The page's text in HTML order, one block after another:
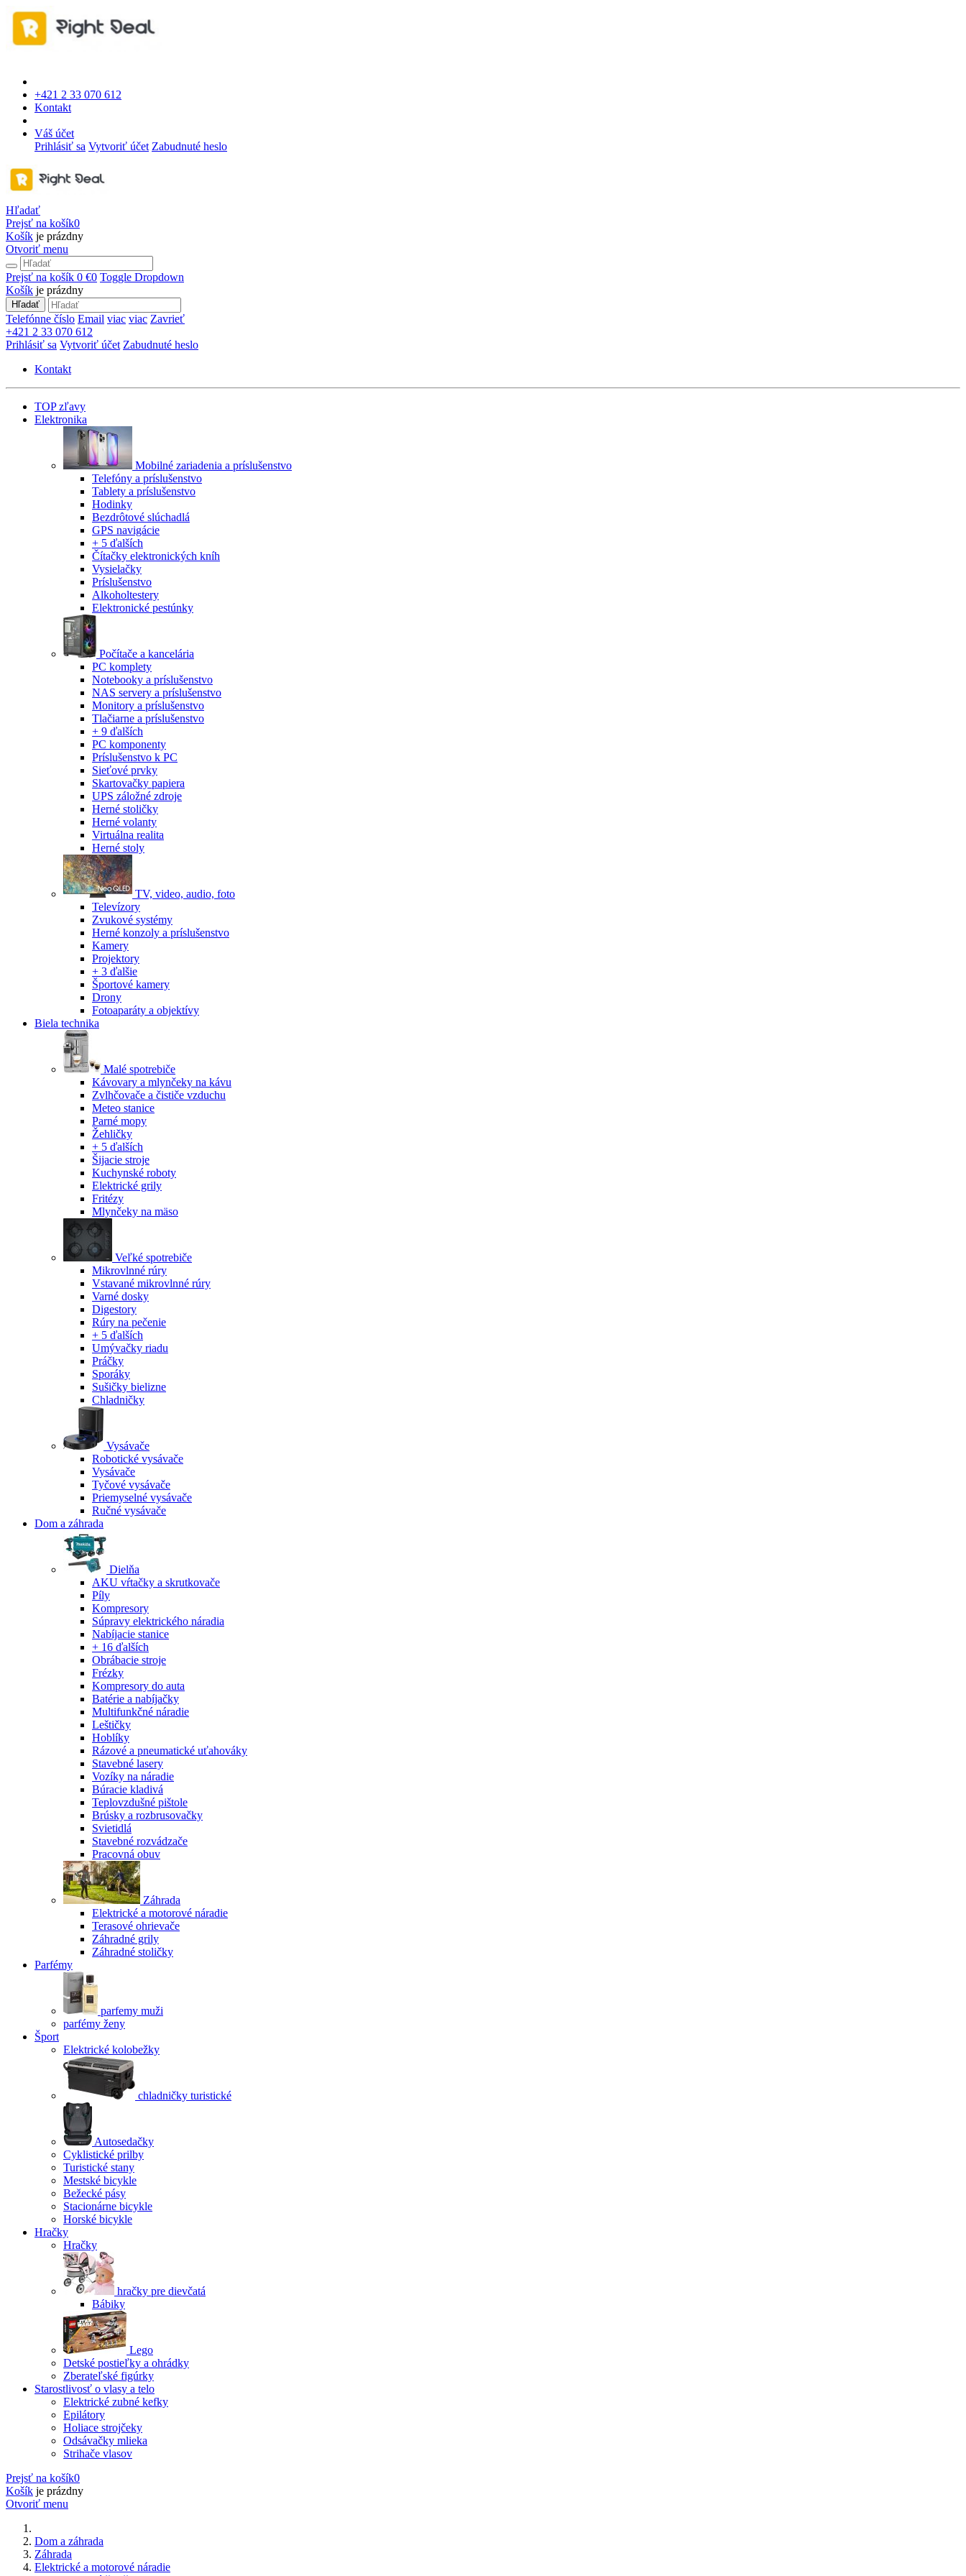
+421 2 33 070 612
Kontakt
Váš účet
Prihlásiť sa Vytvoriť účet Zabudnuté heslo
Hľadať
Prejsť na košík0
Košík je prázdny
Otvoriť menu
Prejsť na košík 0 €0 Toggle Dropdown
Košík je prázdny
Hľadať
Telefónne číslo Email viac viac Zavrieť
+421 2 33 070 612
Prihlásiť sa Vytvoriť účet Zabudnuté heslo
Kontakt
TOP zľavy
Elektronika
Mobilné zariadenia a príslušenstvo
Telefóny a príslušenstvo
Tablety a príslušenstvo
Hodinky
Bezdrôtové slúchadlá
GPS navigácie
+ 5 ďalších
Čítačky elektronických kníh
Vysielačky
Príslušenstvo
Alkoholtestery
Elektronické pestúnky
Počítače a kancelária
PC komplety
Notebooky a príslušenstvo
NAS servery a príslušenstvo
Monitory a príslušenstvo
Tlačiarne a príslušenstvo
+ 9 ďalších
PC komponenty
Príslušenstvo k PC
Sieťové prvky
Skartovačky papiera
UPS záložné zdroje
Herné stoličky
Herné volanty
Virtuálna realita
Herné stoly
TV, video, audio, foto
Televízory
Zvukové systémy
Herné konzoly a príslušenstvo
Kamery
Projektory
+ 3 ďalšie
Športové kamery
Drony
Fotoaparáty a objektívy
Biela technika
Malé spotrebiče
Kávovary a mlynčeky na kávu
Zvlhčovače a čističe vzduchu
Meteo stanice
Parné mopy
Žehličky
+ 5 ďalších
Šijacie stroje
Kuchynské roboty
Elektrické grily
Fritézy
Mlynčeky na mäso
Veľké spotrebiče
Mikrovlnné rúry
Vstavané mikrovlnné rúry
Varné dosky
Digestory
Rúry na pečenie
+ 5 ďalších
Umývačky riadu
Práčky
Sporáky
Sušičky bielizne
Chladničky
Vysávače
Robotické vysávače
Vysávače
Tyčové vysávače
Priemyselné vysávače
Ručné vysávače
Dom a záhrada
Dielňa
AKU vŕtačky a skrutkovače
Píly
Kompresory
Súpravy elektrického náradia
Nabíjacie stanice
+ 16 ďalších
Obrábacie stroje
Frézky
Kompresory do auta
Batérie a nabíjačky
Multifunkčné náradie
Leštičky
Hoblíky
Rázové a pneumatické uťahováky
Stavebné lasery
Vozíky na náradie
Búracie kladivá
Teplovzdušné pištole
Brúsky a rozbrusovačky
Svietidlá
Stavebné rozvádzače
Pracovná obuv
Záhrada
Elektrické a motorové náradie
Terasové ohrievače
Záhradné grily
Záhradné stoličky
Parfémy
parfemy muži
parfémy ženy
Šport
Elektrické kolobežky
chladničky turistické
Autosedačky
Cyklistické prilby
Turistické stany
Mestské bicykle
Bežecké pásy
Stacionárne bicykle
Horské bicykle
Hračky
Hračky
hračky pre dievčatá
Bábiky
Lego
Detské postieľky a ohrádky
Zberateľské figúrky
Starostlivosť o vlasy a telo
Elektrické zubné kefky
Epilátory
Holiace strojčeky
Odsávačky mlieka
Strihače vlasov
Prejsť na košík0
Košík je prázdny
Otvoriť menu
Dom a záhrada
Záhrada
Elektrické a motorové náradie